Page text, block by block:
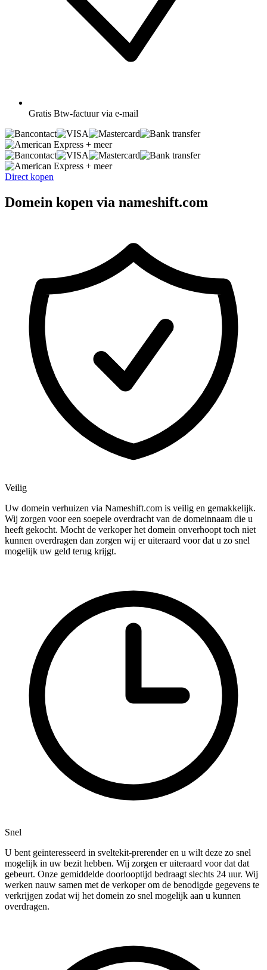
Gratis Btw-factuur via e-mail
+ meer
+ meer
Direct kopen
Domein kopen via nameshift.com
Veilig
Uw domein verhuizen via Nameshift.com is veilig en gemakkelijk.
Wij zorgen voor een soepele overdracht van de domeinnaam die u
heeft gekocht. Mocht de verkoper het domein onverhoopt toch niet
kunnen overdragen dan zorgen wij er uiteraard voor dat u zo snel
mogelijk uw geld terug krijgt.
Snel
U bent geïnteresseerd in sveltekit-prerender en u wilt deze zo snel
mogelijk in uw bezit hebben. Wij zorgen er uiteraard voor dat dat
gebeurt. Onze gemiddelde doorlooptijd bedraagt slechts 24 uur. Wij
werken nauw samen met de verkoper om de benodigde gegevens te
verkrijgen zodat wij het domein zo snel mogelijk aan u kunnen
overdragen.